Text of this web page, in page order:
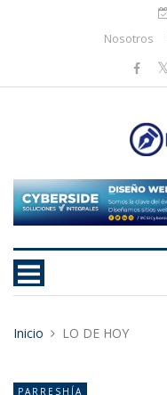
Nosotros
Inicio LO DE HOY
PARRESHÍA